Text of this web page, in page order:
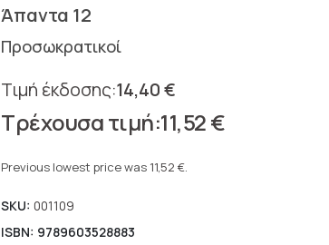
Άπαντα 12
Προσωκρατικοί
14,40€
Original
price
was:
14,40 €.
11,52€
price
11,52 €.
Previous lowest price was 11,52 €.
SKU: 001109
ISBN: 9789603528883